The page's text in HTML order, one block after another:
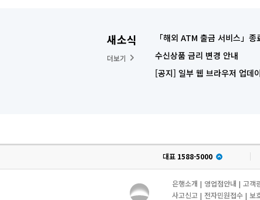
새소식
더보기
「해외 ATM 출금 서비스」종
수신상품 금리 변경 안내
[공지] 일부 웹 브라우저 업데
대표 1588-5000
은행소개 | 영업점안내 | 고객
사고신고 | 전자민원접수 | 보